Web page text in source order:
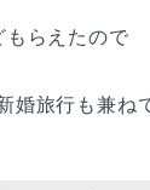
もらえたので
旅行も兼ね